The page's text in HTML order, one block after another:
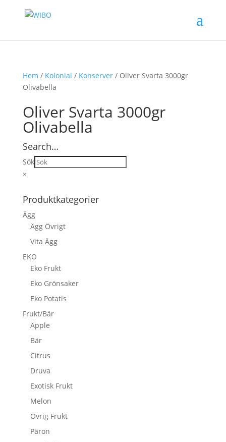
Hem / Kolonial / Konserver/ Oliver Svarta 3000gr
Olivabella
Oliver Svarta 3000gr
Olivabella
Search…
Sök
×
Produktkategorier
Ägg
Ägg Övrigt
Vita Ägg
EKO
Eko Frukt
Eko Grönsaker
Eko Potatis
Frukt/Bär
Äpple
Bär
Citrus
Druva
Exotisk Frukt
Melon
Övrig Frukt
Päron